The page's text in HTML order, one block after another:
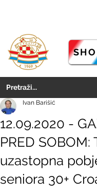
12.09.2020 -
PRED SOBOM:
uzastopna
seniora 30+
Ivan Barišić